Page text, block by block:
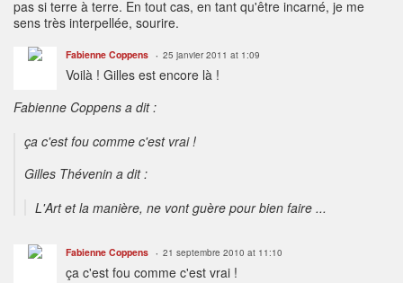
pas si terre à terre. En tout cas, en tant qu'être incarné, je me
sens très interpellée, sourire.
Fabienne Coppens 25 janvier 2011 at 1:09
Voilà ! Gilles est encore là !
Fabienne Coppens a dit :
ça c'est fou comme c'est vrai !
Gilles Thévenin a dit :
L'Art et la manière, ne vont guère pour bien faire ...
Fabienne Coppens 21 septembre 2010 at 11:10
ça c'est fou comme c'est vrai !